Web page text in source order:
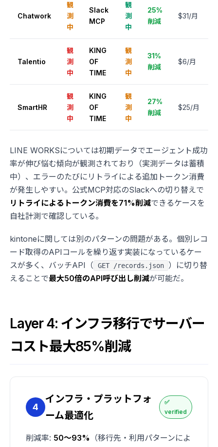
Chatwork
観
測
中
Slack
MCP
観
測
中
25%
削減
$31/月
Talentio
観
測
中
KING
OF
TIME
観
測
中
31%
削減
$6/月
SmartHR
観
測
中
KING
OF
TIME
観
測
中
27%
削減
$25/月
LINE WORKSについては初期データでエージェント成功
率が伸び悩む傾向が観測されており（実測データは蓄積
中）、エラーのたびにリトライによる追加トークン消費
が発生しやすい。公式MCP対応のSlackへの切り替えで
リトライによるトークン消費を71%削減できるケースを
自社計測で確認している。
kintoneに関しては別のパターンの問題がある。個別レコ
ード取得のAPIコールを繰り返す実装になっているケー
スが多く、バッチAPI（
GET /records.json
）に切り替
えることで最大50倍のAPI呼び出し削減が可能だ。
Layer 4: インフラ移行でサーバー
コスト最大85%削減
4
インフラ・プラットフォ
ーム最適化
✅
verified
削減率: 50〜93% （移行先・利用パターンによ